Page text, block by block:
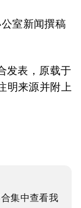
室新闻撰稿
发表，原载于
明来源并附上
集中查看我